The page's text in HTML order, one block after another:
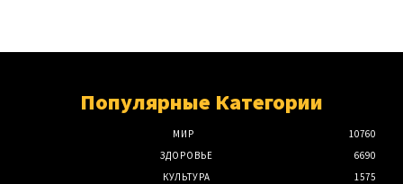
Популярные Категории
МИР
10760
ЗДОРОВЬЕ
6690
КУЛЬТУРА
1575